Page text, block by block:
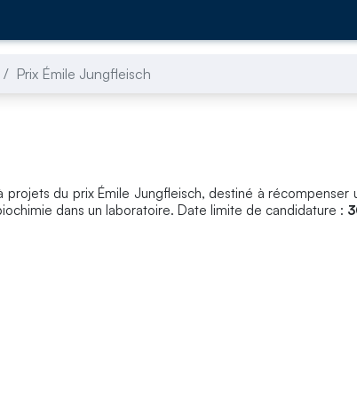
Prix Émile Jungfleisch
projets du prix Émile Jungfleisch, destiné à
dans un laboratoire. Date limite de candidature :